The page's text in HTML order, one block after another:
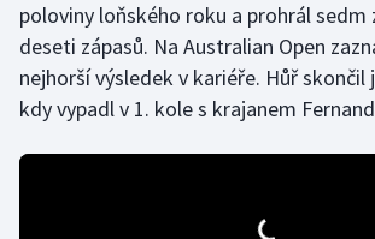
Krasobruslení
Lezení
poloviny loňského roku a prohrál sedm
deseti zápasů. Na Australian Open
nejhorší výsledek v kariéře. Hůř skončil
kdy vypadl v 1. kole s krajanem